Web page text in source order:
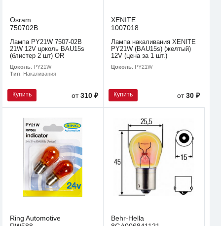
Osram
750702B
Лампа PY21W 7507-02B
21W 12V цоколь BAU15s
(блистер 2 шт) OR
Цоколь: PY21W
Тип: Накаливания
Купить от310 ₽
XENITE
1007018
Лампа накаливания XENITE
PY21W (BAU15s) (желтый)
12V (цена за 1 шт.)
Цоколь: PY21W
Купить от30 ₽
Ring Automotive
Behr-Hella